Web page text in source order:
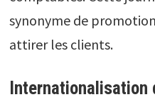
synonyme de
attirer les clients.
Internationalisation